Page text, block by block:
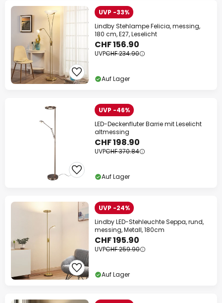
UVP -33%
Lindby Stehlampe Felicia, messing,
180 cm, E27, Leselicht
CHF 156.90
UVPCHF 234.90
Auf Lager
UVP -46%
LED-Deckenfluter Barrie mit Leselicht
altmessing
CHF 198.90
UVPCHF 370.84
Auf Lager
UVP -24%
Lindby LED-Stehleuchte Seppa, rund,
messing, Metall, 180cm
CHF 195.90
UVPCHF 259.90
Auf Lager